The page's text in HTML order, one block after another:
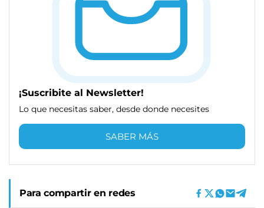
¡Suscribite al Newsletter!
Lo que necesitas saber, desde donde necesites
SABER MÁS
Para compartir en redes